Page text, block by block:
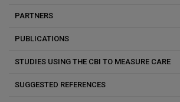
PARTNERS
PUBLICATIONS
STUDIES USING THE CBI TO MEASURE CARE
SUGGESTED REFERENCES